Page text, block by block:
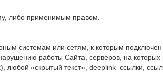
либо применимым правом.
системам или сетям, к которым подключен
работы Сайта, серверов, на
«скрытый текст», deeplink–ссылки,